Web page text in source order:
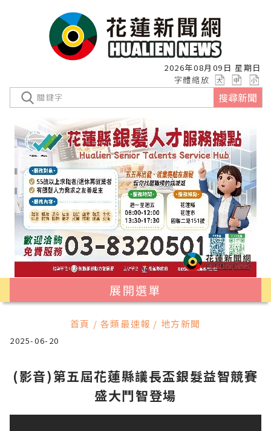
2026年08月09日 星期日
字體縮放
搜尋新聞
展開選單
首頁 / 各類最速報 / 地方新聞
2025-06-20
(影音)第五屆花蓮縣議長盃銀髮益智競賽
盛大鬥智登場